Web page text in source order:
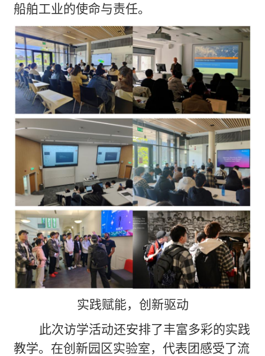
船舶工业的使命与责任。
实践赋能，创新驱动
此次访学活动还安排了丰富多彩的实践
教学。在创新园区实验室，代表团感受了流